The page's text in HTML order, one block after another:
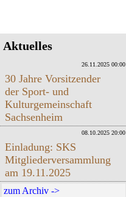
Aktuelles
26.11.2025 00:00
30 Jahre Vorsitzender
der Sport- und
Kulturgemeinschaft
Sachsenheim
08.10.2025 20:00
Einladung: SKS
Mitgliederversammlung
am 19.11.2025
zum Archiv ->